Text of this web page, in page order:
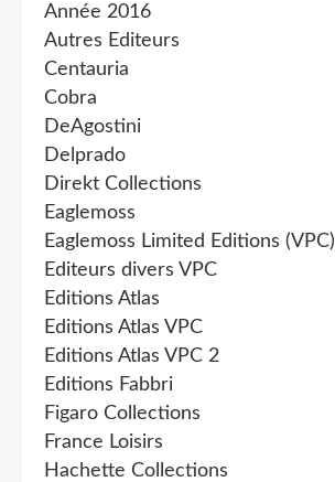
Année 2016
Autres Editeurs
Centauria
Cobra
DeAgostini
Delprado
Direkt Collections
Eaglemoss
Eaglemoss Limited Editions (VPC)
Editeurs divers VPC
Editions Atlas
Editions Atlas VPC
Editions Atlas VPC 2
Editions Fabbri
Figaro Collections
France Loisirs
Hachette Collections